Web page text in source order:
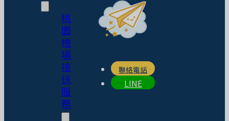
桃
園
機
場
接
送
服
務
聯絡電話
LINE